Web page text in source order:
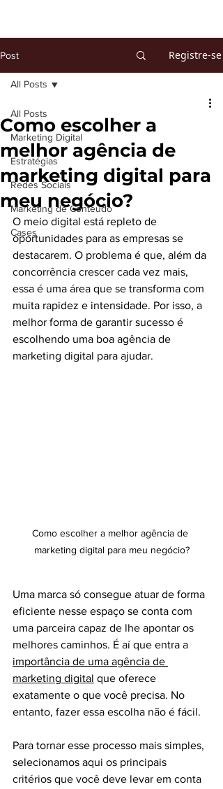
Post Registre-se
All Posts
Marketing Digital
Estratégias
Redes Sociais
Marketing de Conteúdo
Cases
All Posts
Como escolher a
melhor agência de
marketing digital para
meu negócio?
O meio digital está repleto de
oportunidades para as empresas se
destacarem. O problema é que, além da
concorrência crescer cada vez mais,
essa é uma área que se transforma com
muita rapidez e intensidade. Por isso, a
melhor forma de garantir sucesso é
escolhendo uma boa agência de
marketing digital para ajudar.
Como escolher a melhor agência de
marketing digital para meu negócio?
Uma marca só consegue atuar de forma
eficiente nesse espaço se conta com
uma parceira capaz de lhe apontar os
melhores caminhos. É aí que entra a
importância de uma agência de
marketing digital que oferece
exatamente o que você precisa. No
entanto, fazer essa escolha não é fácil.
Para tornar esse processo mais simples,
selecionamos aqui os principais
critérios que você deve levar em conta